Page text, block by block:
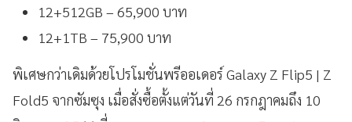
12+512GB – 65,900 บาท
12+1TB – 75,900 บาท
พิเศษกว่าเดิมด้วยโปรโมชั่นพรีออเดอร์ Galaxy Z Flip5 | Z
Fold5 จากซัมซุง เมื่อสั่งซื้อตั้งแต่วันที่ 26 กรกฎาคมถึง 10